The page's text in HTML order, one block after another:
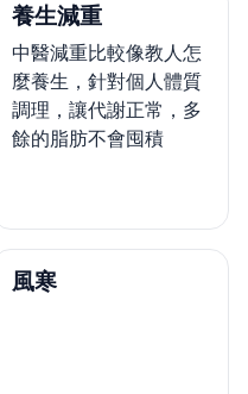
養生減重
中醫減重比較像教人怎
麼養生，針對個人體質
調理，讓代謝正常，多
餘的脂肪不會囤積
風寒